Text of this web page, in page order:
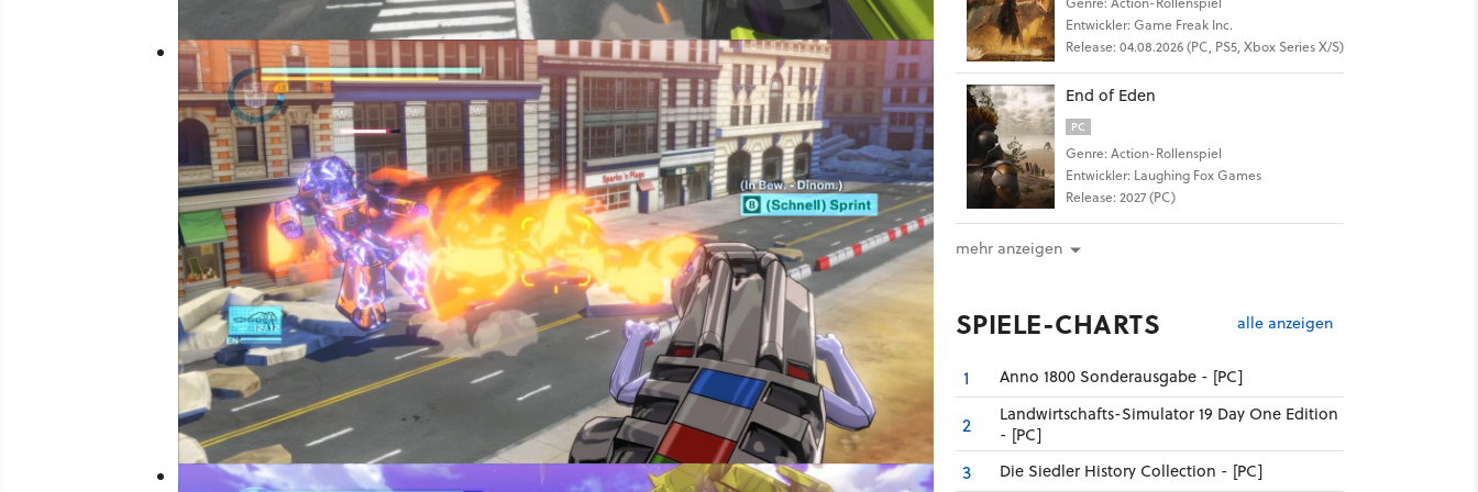
Entwickler: Game Freak Inc.
Release: 04.08.2026 (PC, PS5, Xbox Series X/S)
End of Eden
PC
Genre: Action-Rollenspiel
Entwickler: Laughing Fox Games
Release: 2027 (PC)
mehr anzeigen
SPIELE-CHARTS alle anzeigen
1 Anno 1800 Sonderausgabe - [PC]
2
Landwirtschafts-Simulator 19 Day One Edition
- [PC]
3 Die Siedler History Collection - [PC]